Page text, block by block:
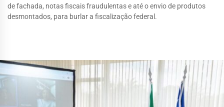
de fachada, notas fiscais fraudulentas e até o envio de produtos
desmontados, para burlar a fiscalização federal.